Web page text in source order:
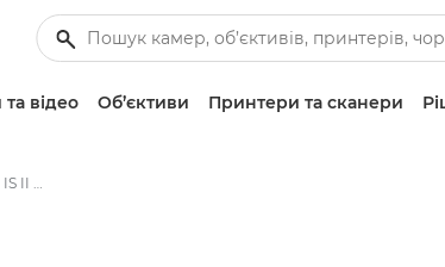
відео Об’єктиви Принтери та сканери
Canon EF 400mm f/2.8L IS II USM - Об’єктиви — стандартні й для фото